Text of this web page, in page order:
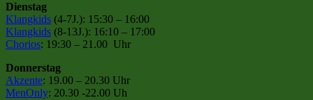
Dienstag
Klangkids (4-7J.): 15:30 – 16:00
Klangkids (8-13J.): 16:10 – 17:00
Chorios: 19:30 – 21.00 Uhr
Donnerstag
Akzente: 19.00 – 20.30 Uhr
MenOnly: 20.30 -22.00 Uh